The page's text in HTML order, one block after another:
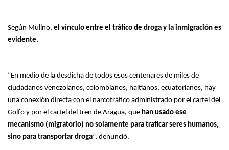
Según Mulino, el vínculo entre el tráfico de droga y la inmigración es
evidente.
“En medio de la desdicha de todos esos centenares de miles de
ciudadanos venezolanos, colombianos, haitianos, ecuatorianos, hay
una conexión directa con el narcotráfico administrado por el cartel del
Golfo y por el cartel del tren de Aragua, que han usado ese
mecanismo (migratorio) no solamente para traficar seres humanos,
sino para transportar droga”, denunció.